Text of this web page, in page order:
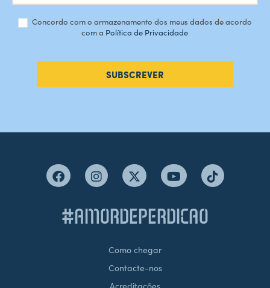
Concordo com o armazenamento dos meus dados de acordo
com a Política de Privacidade
SUBSCREVER
#AMORDEPERDICAO
Como chegar
Contacte-nos